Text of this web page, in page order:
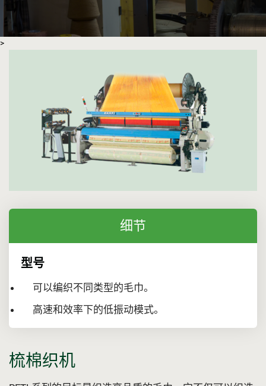
>
细节
型号
可以编织不同类型的毛巾。
高速和效率下的低振动模式。
梳棉织机